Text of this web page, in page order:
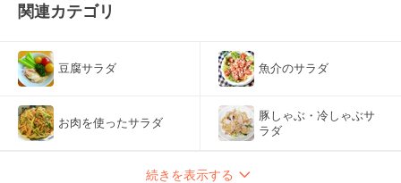
関連カテゴリ
豆腐サラダ 魚介のサラダ
お肉を使ったサラダ
豚しゃぶ・冷しゃぶサ
ラダ
続きを表示する